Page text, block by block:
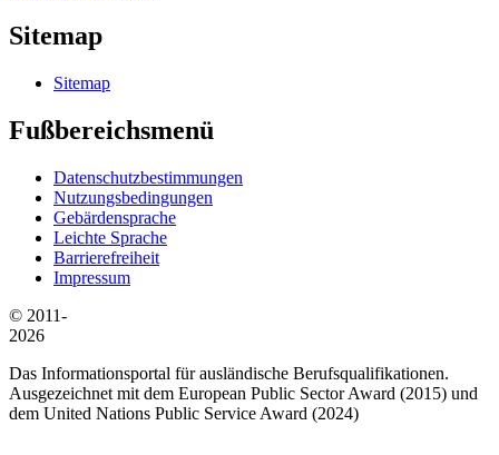
Sitemap
Sitemap
Fußbereichsmenü
Datenschutzbestimmungen
Nutzungsbedingungen
Gebärdensprache
Leichte Sprache
Barrierefreiheit
Impressum
© 2011-
2026
Das Informationsportal für ausländische Berufsqualifikationen.
Ausgezeichnet mit dem European Public Sector Award (2015) und
dem United Nations Public Service Award (2024)